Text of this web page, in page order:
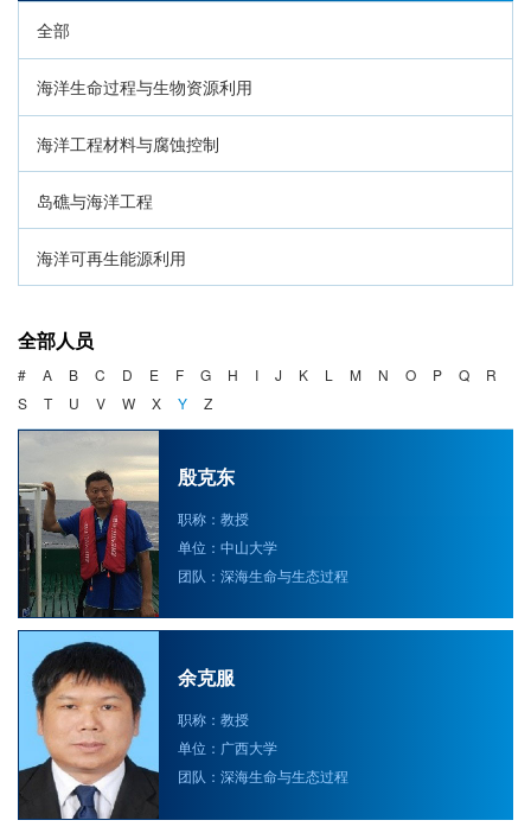
全部
海洋生命过程与生物资源利用
海洋工程材料与腐蚀控制
岛礁与海洋工程
海洋可再生能源利用
海洋产业与政策
海洋可持续发展
全部人员
# A B C D E F G H I J K L M N O P Q
R
S
T U V W X Y Z
殷克东
职称：教授
单位：中山大学
团队：深海生命与生态过程
余克服
职称：教授
单位：广西大学
团队：深海生命与生态过程